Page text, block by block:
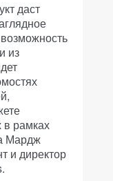
даст
из
в рамках
Мардж
и директор